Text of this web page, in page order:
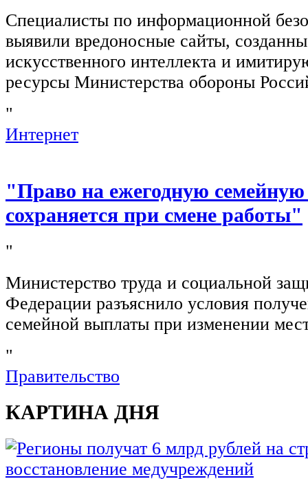
Специалисты по информационной
выявили вредоносные сайты,
искусственного интеллекта и
ресурсы Министерства обороны
"
Интернет
"Право на ежегодную
сохраняется при смене работы"
"
Министерство труда и социальной
Федерации разъяснило условия
семейной выплаты при изменении
"
Правительство
КАРТИНА ДНЯ